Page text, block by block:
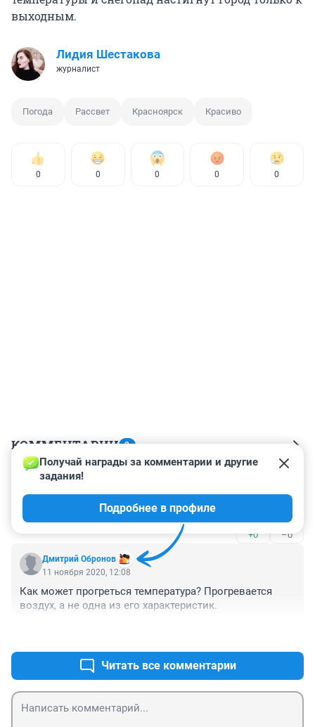
выходным.
Лидия Шестакова
журналист
Погода Рассвет Красноярск Красиво
0 0 0 0 0
КОММЕНТАРИИ 2
Гость
это предвестники ветра
+0 –0
Дмитрий Обронов
Получай награды за комментарии и другие
задания!
Подробнее в профиле
11 ноября 2020, 12:08
Как может прогреться температура? Прогревается
воздух, а не одна из его характеристик.
Читать все комментарии